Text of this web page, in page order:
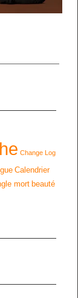
Change Log
Calendrier
mort beauté